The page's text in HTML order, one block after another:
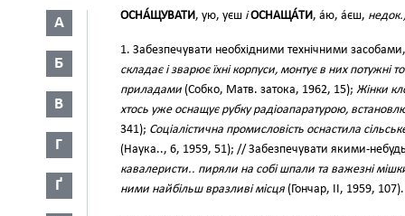
А
Б
В
Г
Ґ
ОСНА́ЩУВАТИ, ую, уєш і ОСНАЩА́ТИ, а́ю, а́єш, недок.,
1. Забезпечувати необхідними технічними
складає і зварює їхні корпуси, монтує в них
приладами (Собко, Матв. затока, 1962, 15); Жінки
хтось уже оснащує рубку радіоапаратурою,
341); Соціалістична промисловість оснастила
(Наука.., 6, 1959, 51); // Забезпечувати якими-
кавалеристи.. пиряли на собі шпали та важезні
ними найбільш вразливі місця (Гончар, II, 1959, 107).